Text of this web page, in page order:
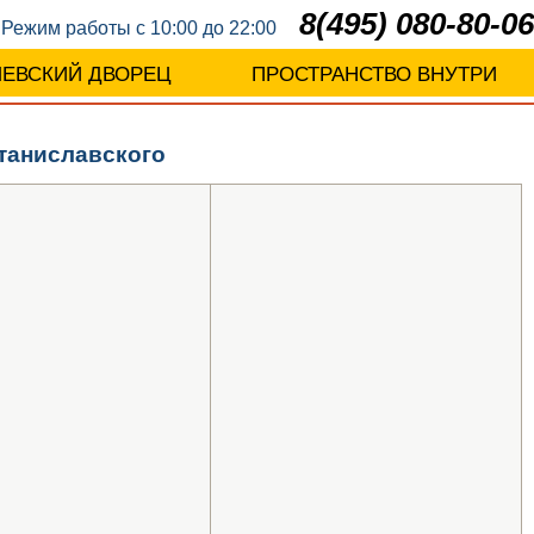
Режим работы с 10:00 до 22:00 8(495) 080-80-06
ДВОРЕЦ ПРОСТРАНСТВО ВНУТРИ